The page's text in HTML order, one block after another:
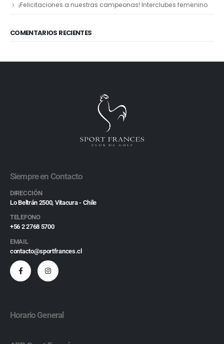
¡Felicitaciones a nuestras campeonas! Interclubes femenino
COMENTARIOS RECIENTES
Siempre en Contacto
DIRECCIÓN
Lo Beltrán 2500, Vitacura - Chile
TELEFONO
+56 2 2768 5700
EMAIL
contacto@sportfrances.cl
Horario General